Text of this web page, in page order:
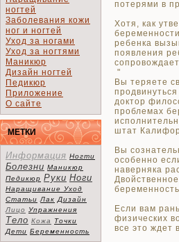
ногтей
Заболевания кожи
ног и ногтей
Уход за ногами
Уход за ногтями
Маникюр
Дизайн ногтей
Педикюр
Приложение
О сайте
МЕТКИ
Информация Ногти
Болезни Маникюр
Педикюр Руки Ноги
Наращивание Уход
Статьи Лак Дизайн
Лицо Упражнения
Тело Кожа
Точки
Дети Беременность
потерями в
Хотя, как
ребенка
появления
"
Вы теряете
доктор
проблемах
штат
Вы
особенно
наверняка
Если вам
физических
все это ждет